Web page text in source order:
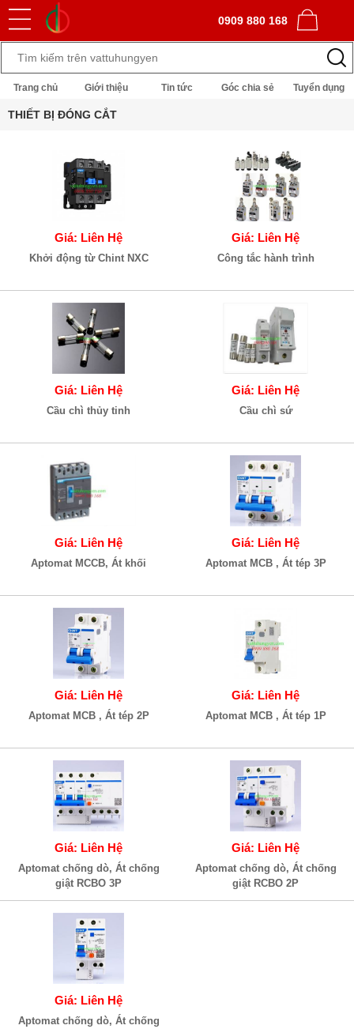
0909 880 168
Trang chủ Giới thiệu Tin tức Góc chia sẻ Tuyển dụng
THIẾT BỊ ĐÓNG CẮT
Giá: Liên Hệ
Khởi động từ Chint NXC
Giá: Liên Hệ
Công tắc hành trình
Giá: Liên Hệ
Cầu chì thủy tinh
Giá: Liên Hệ
Cầu chì sứ
Giá: Liên Hệ
Aptomat MCCB, Át khối
Giá: Liên Hệ
Aptomat MCB , Át tép 3P
Giá: Liên Hệ
Aptomat MCB , Át tép 2P
Giá: Liên Hệ
Aptomat MCB , Át tép 1P
Giá: Liên Hệ
Aptomat chống dò, Át chống
giật RCBO 3P
Giá: Liên Hệ
Aptomat chống dò, Át chống
giật RCBO 2P
Giá: Liên Hệ
Aptomat chống dò, Át chống